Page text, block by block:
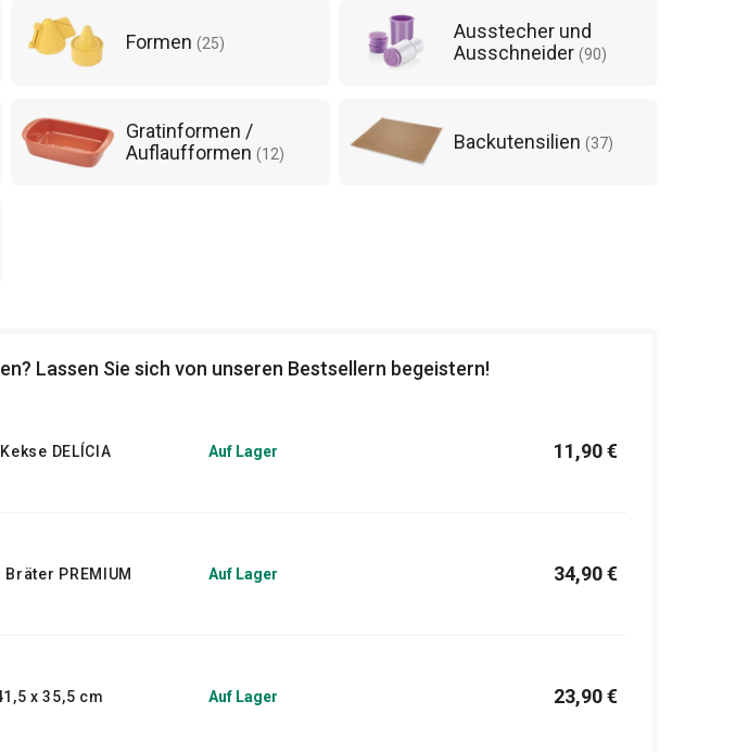
Formen (25)
Ausstecher und
Ausschneider (90)
Gratinformen /
Auflaufformen (12)
Backutensilien (37)
Lassen Sie sich von unseren Bestsellern begeistern!
DELÍCIA Auf Lager 11,90 €
PREMIUM Auf Lager 34,90 €
x 35,5 cm Auf Lager 23,90 €